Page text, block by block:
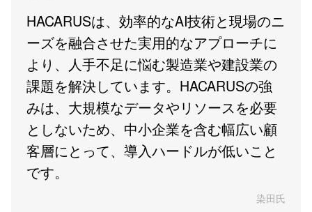
HACARUSは、効率的なAI技術と現場のニ
ーズを融合させた実用的なアプローチに
より、人手不足に悩む製造業や建設業の
課題を解決しています。HACARUSの強
みは、大規模なデータやリソースを必要
としないため、中小企業を含む幅広い顧
客層にとって、導入ハードルが低いこと
です。
染田氏